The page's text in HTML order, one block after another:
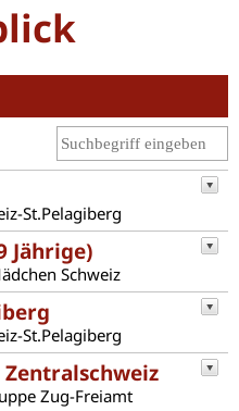
St.Pelagiberg
Jährige)
Schweiz
St.Pelagiberg
Zentralschweiz
Zug-Freiamt